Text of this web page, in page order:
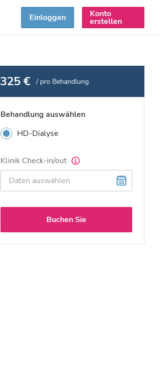
Einloggen Konto
erstellen
325 € / pro Behandlung
Behandlung auswählen
HD-Dialyse
Klinik Check-in/out
Buchen Sie